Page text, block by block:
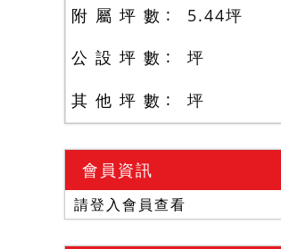
附 屬 坪 數
5.44坪
公 設 坪 數
坪
其 他 坪 數
坪
會員資訊
請登入會員查看